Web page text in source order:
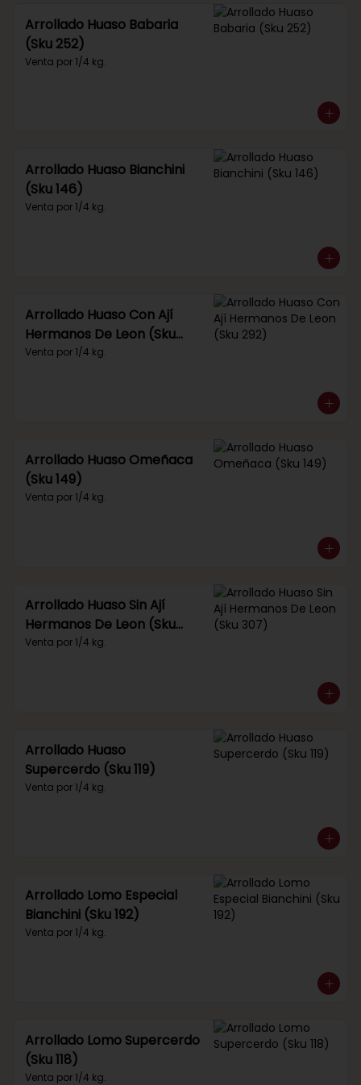
Arrollado Huaso Babaria
(Sku 252)
Venta por 1/4 kg.
Arrollado Huaso Bianchini
(Sku 146)
Venta por 1/4 kg.
Arrollado Huaso Con Ají
Hermanos De Leon (Sku
292)
Venta por 1/4 kg.
Arrollado Huaso Omeñaca
(Sku 149)
Venta por 1/4 kg.
Arrollado Huaso Sin Ají
Hermanos De Leon (Sku
307)
Venta por 1/4 kg.
Arrollado Huaso
Supercerdo (Sku 119)
Venta por 1/4 kg.
Arrollado Lomo Especial
Bianchini (Sku 192)
Venta por 1/4 kg.
Arrollado Lomo Supercerdo
(Sku 118)
Venta por 1/4 kg.